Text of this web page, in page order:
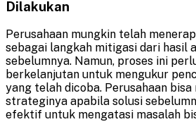
Dilakukan
Perusahaan mungkin telah
sebagai langkah mitigasi dari hasil
sebelumnya. Namun, proses ini
berkelanjutan untuk mengukur
yang telah dicoba. Perusahaan
strateginya apabila solusi
efektif untuk mengatasi masalah